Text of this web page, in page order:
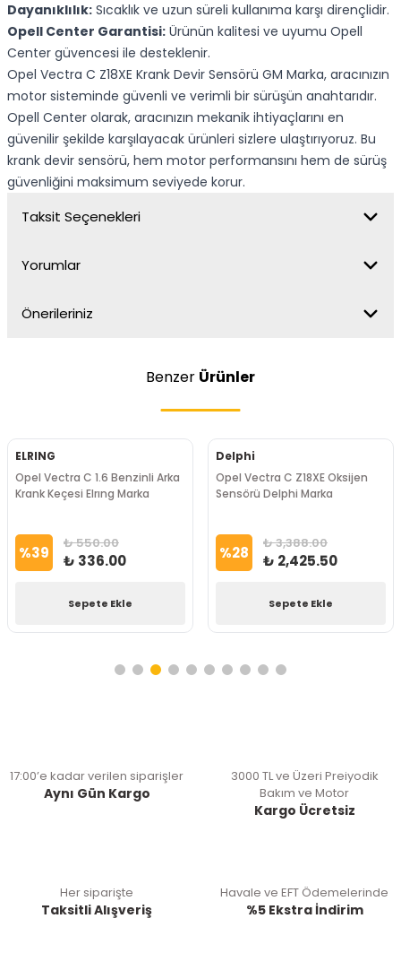
Dayanıklılık: Sıcaklık ve uzun süreli kullanıma karşı dirençlidir.
Opell Center Garantisi: Ürünün kalitesi ve uyumu Opell
Center güvencesi ile desteklenir.
Opel Vectra C Z18XE Krank Devir Sensörü GM Marka, aracınızın
motor sisteminde güvenli ve verimli bir sürüşün anahtarıdır.
Opell Center olarak, aracınızın mekanik ihtiyaçlarını en
güvenilir şekilde karşılayacak ürünleri sizlere ulaştırıyoruz. Bu
krank devir sensörü, hem motor performansını hem de sürüş
güvenliğini maksimum seviyede korur.
Taksit Seçenekleri
Yorumlar
Önerileriniz
Benzer Ürünler
ELRING
Opel Vectra C 1.6 Benzinli Arka
Krank Keçesi Elrıng Marka
%39 ₺ 550.00
₺ 336.00
Sepete Ekle
Delphi
Opel Vectra C Z18XE Oksijen
Sensörü Delphi Marka
%28 ₺ 3,388.00
₺ 2,425.50
Sepete Ekle
17:00’e kadar verilen siparişler
Aynı Gün Kargo
3000 TL ve Üzeri Preiyodik
Bakım ve Motor
Kargo Ücretsiz
Her siparişte
Taksitli Alışveriş
Havale ve EFT Ödemelerinde
%5 Ekstra İndirim